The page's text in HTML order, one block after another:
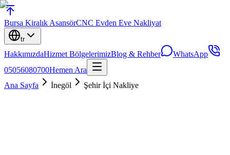
Bursa Kiralık AsansörCNC Evden Eve Nakliyat
tr
HakkımızdaHizmet BölgelerimizBlog & Rehber
WhatsApp
05056080700Hemen Ara
Ana Sayfa
İnegöl Şehir İçi Nakliye